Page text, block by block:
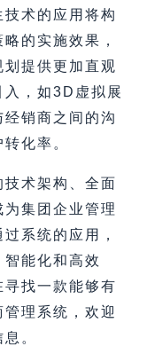
术的应用将构
的实施效果，
提供更加直观
，如3D虚拟展
销商之间的沟
化率。
术架构、全面
集团企业管理
系统的应用，
能化和高效
找一款能够有
理系统，欢迎
。